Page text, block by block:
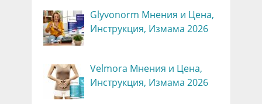
Glyvonorm Мнения и Цена,
Инструкция, Измама 2026
Velmora Мнения и Цена,
Инструкция, Измама 2026